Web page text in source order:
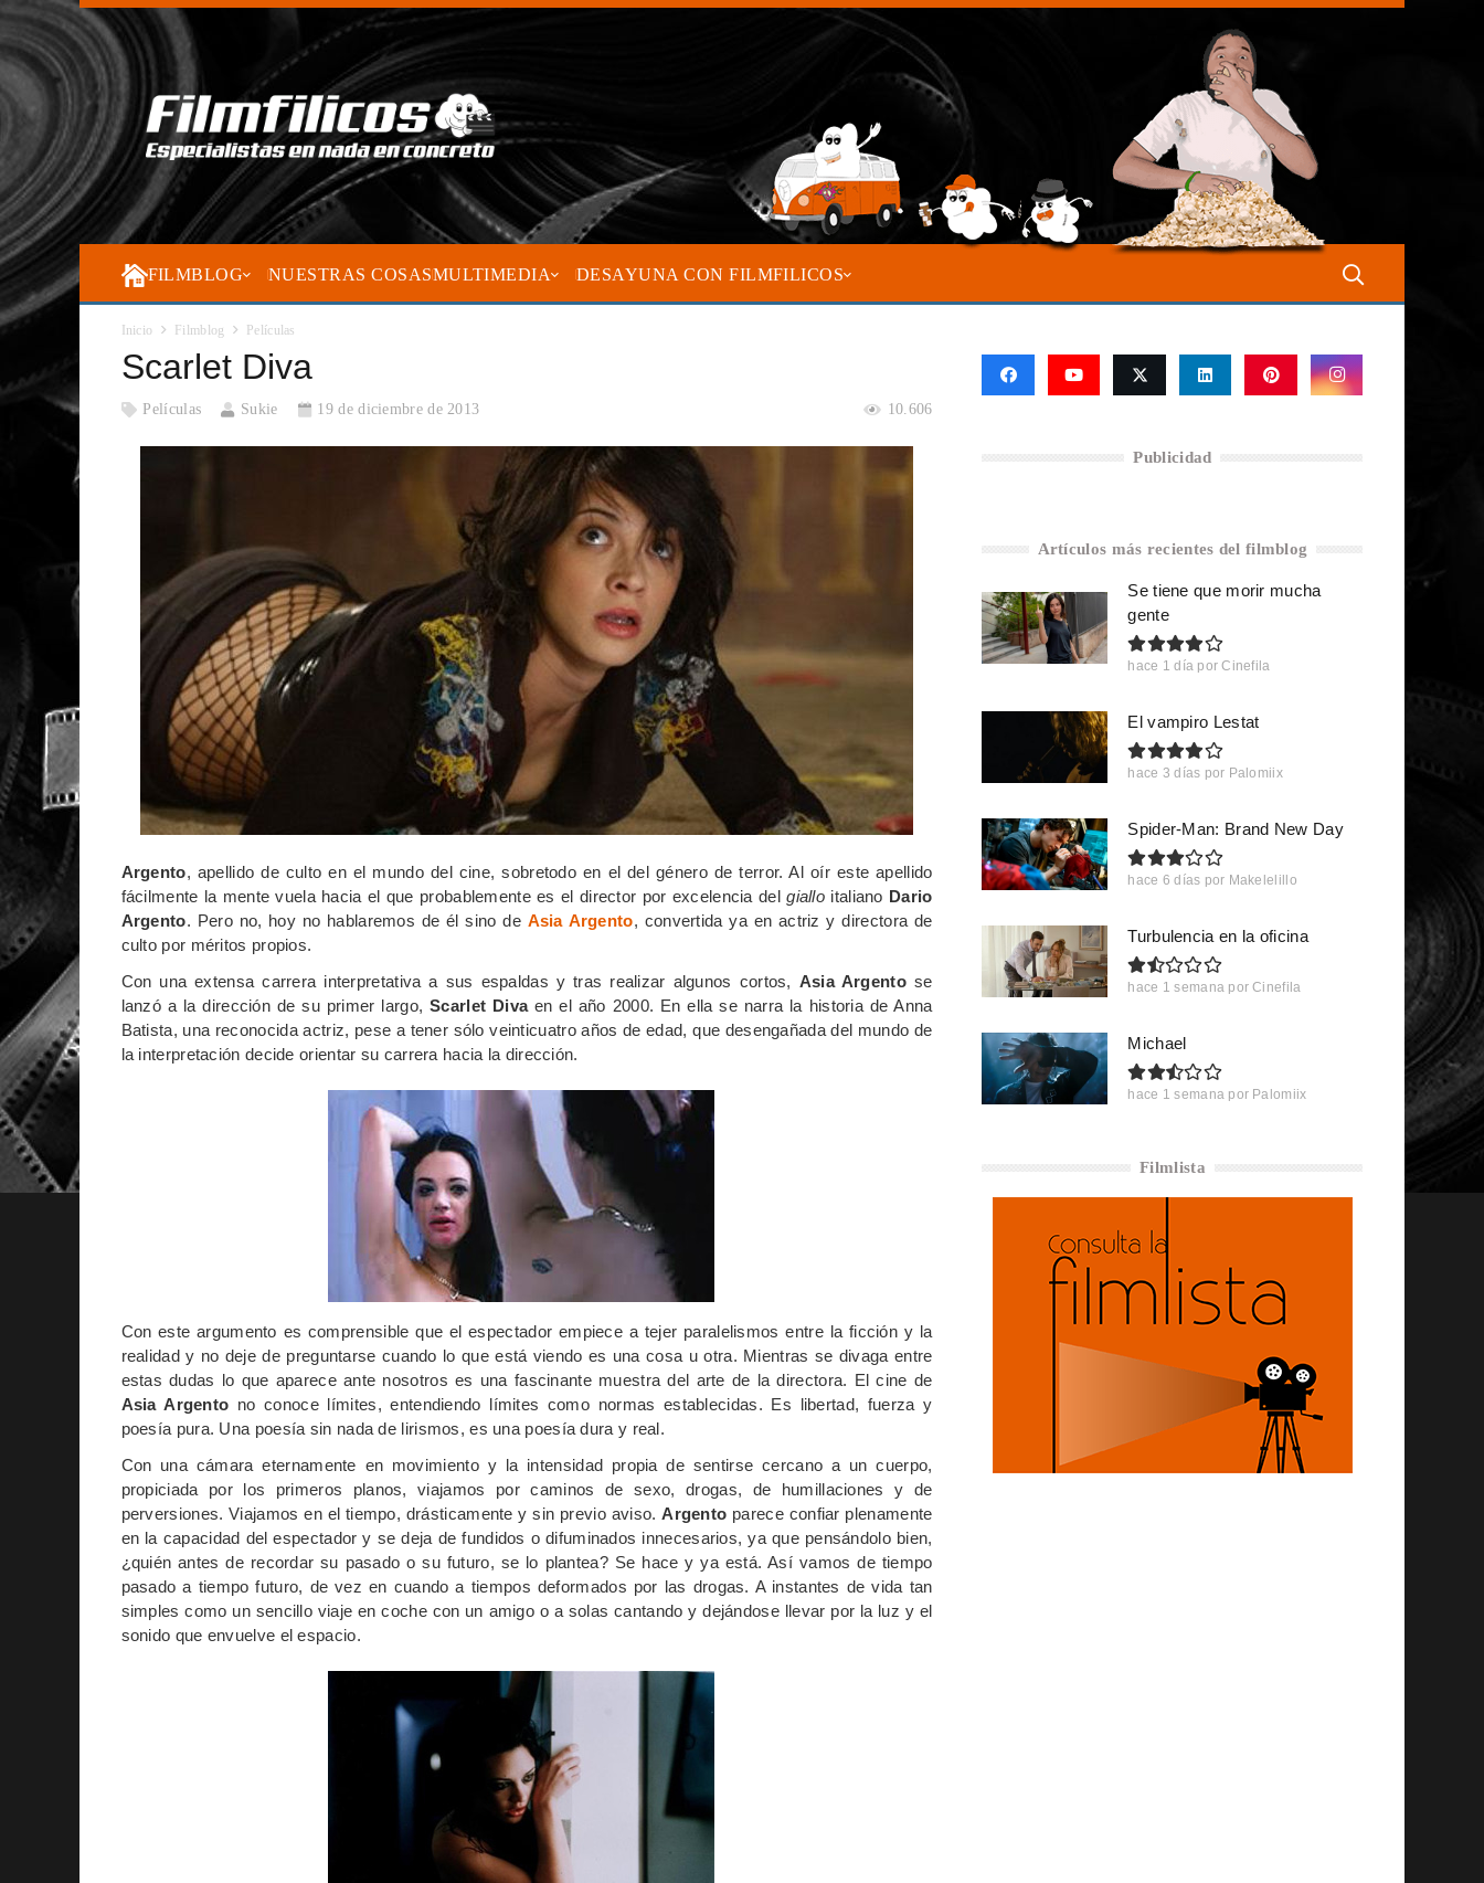
FILMBLOG NUESTRAS COSASMULTIMEDIA DESAYUNA CON FILMFILICOS
Inicio Filmblog Películas
Scarlet Diva
Películas Sukie 19 de diciembre de 2013 10.606
Argento, apellido de culto en el mundo del cine, sobretodo en el del género de terror. Al oír este apellido
fácilmente la mente vuela hacia el que probablemente es el director por excelencia delgiallo italiano Dario
Argento. Pero no, hoy no hablaremos de él sino de Asia Argento, convertida ya en actriz y directora de
culto por méritos propios.
Con una extensa carrera interpretativa a sus espaldas y tras realizar algunos cortos, Asia Argentose
lanzó a la dirección de su primer largo,Scarlet Divaen el año 2000. En ella se narra la historia de Anna
Batista, una reconocida actriz, pese a tener sólo veinticuatro años de edad, que desengañada del mundo de
la interpretación decide orientar su carrera hacia la dirección.
Con este argumento es comprensible que el espectador empiece a tejer paralelismos entre la ficción y la
realidad y no deje de preguntarse cuando lo que está viendo es una cosa u otra. Mientras se divaga entre
estas dudas lo que aparece ante nosotros es una fascinante muestra del arte de la directora. El cine de
Asia Argento no conoce límites, entendiendo límites como normas establecidas. Es libertad, fuerza y
poesía pura. Una poesía sin nada de lirismos, es una poesía dura y real.
Con una cámara eternamente en movimiento y la intensidad propia de sentirse cercano a un cuerpo,
propiciada por los primeros planos, viajamos por caminos de sexo, drogas, de humillaciones y de
perversiones. Viajamos en el tiempo, drásticamente y sin previo aviso.Argento parece confiar plenamente
en la capacidad del espectador y se deja de fundidos o difuminados innecesarios, ya que pensándolo bien,
¿quién antes de recordar su pasado o su futuro, se lo plantea? Se hace y ya está. Así vamos de tiempo
pasado a tiempo futuro, de vez en cuando a tiempos deformados por las drogas. A instantes de vida tan
simples como un sencillo viaje en coche con un amigo o a solas cantando y dejándose llevar por la luz y el
sonido que envuelve el espacio.
Publicidad
Artículos más recientes del filmblog
Se tiene que morir mucha
gente
hace 1 día por Cinefila
El vampiro Lestat
hace 3 días por Palomiix
Spider-Man: Brand New Day
hace 6 días por Makelelillo
Turbulencia en la oficina
hace 1 semana por Cinefila
Michael
hace 1 semana por Palomiix
Filmlista